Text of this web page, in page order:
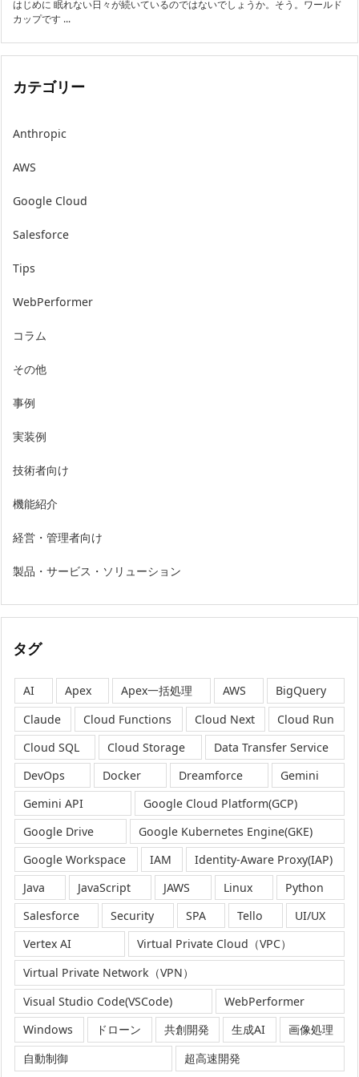
はじめに 眠れない日々が続いているのではないでしょうか。そう。ワールド
カップです ...
カテゴリー
Anthropic
AWS
Google Cloud
Salesforce
Tips
WebPerformer
コラム
その他
事例
実装例
技術者向け
機能紹介
経営・管理者向け
製品・サービス・ソリューション
タグ
AI Apex Apex一括処理 AWS
BigQuery
Claude
Cloud Functions Cloud Next
Cloud Run
Cloud SQL
Cloud Storage
Data Transfer Service
DevOps
Docker Dreamforce
Gemini
Gemini API
Google Cloud Platform(GCP)
Google Drive
Google Kubernetes Engine(GKE)
Google Workspace
IAM
Identity-Aware Proxy(IAP)
Java
JavaScript JAWS Linux
Python
Salesforce
Security SPA Tello
UI/UX
Vertex AI
Virtual Private Cloud（VPC）
Virtual Private Network（VPN）
Visual Studio Code(VSCode)
WebPerformer
Windows
ドローン 共創開発 生成AI
画像処理
自動制御
超高速開発